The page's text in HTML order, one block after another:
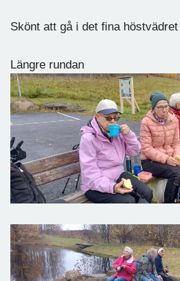
Skönt att gå i det fina höstvädret
Längre rundan